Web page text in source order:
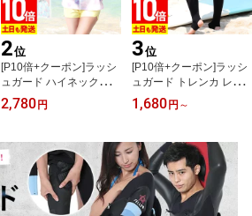
2位
[P10倍+クーポン]ラッシ
ュガード ハイネックパー
カー 涼感 レディース つ
ば付き S〜3L UVカット9
ーカー UVパーカー 軽量
水着 長袖 紫外線対策 日
焼け対策 23K-HN2
2,780 円
3位
[P10倍+クーポン]ラッシ
ュガード トレンカ レデ
ィース UPF50+ XS〜3L
UVカット率98% FELLO
シュトレンカ UVカット
マリンカ スイムトレンカ
紫外線対策 日焼け対策 1
8F-RT2
1,680 円 ～